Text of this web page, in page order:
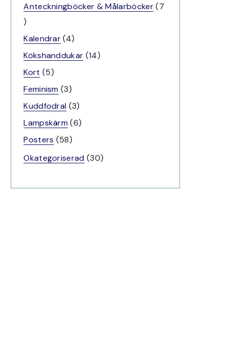
produkter
Anteckningböcker & Målarböcker 7
7
produkter
Kalendrar 44
produkter
Kökshanddukar 1414
Kort 55
produkter
Feminism 33
produkter
Kuddfodral 33
produkter
Lampskärm 66
Posters 5858
produkter
Okategoriserad 3030